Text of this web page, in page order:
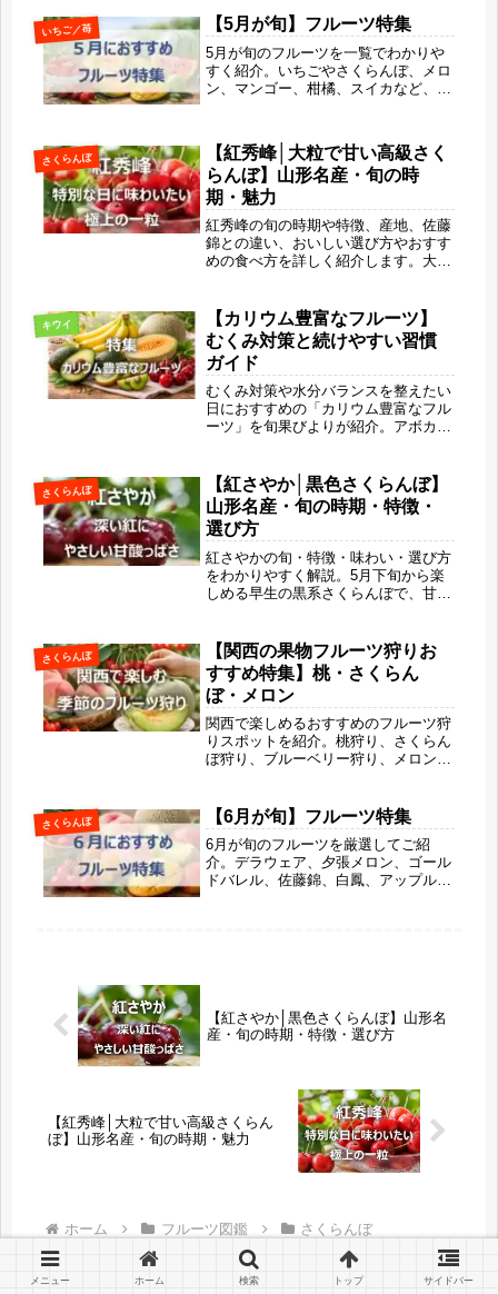
いちご／苺 【5月が旬】フルーツ特集
5月が旬のフルーツを一覧でわかりや
すく紹介。いちごやさくらんぼ、メロ
ン、マンゴー、柑橘、スイカなど、春
楽しみ方まで解説します。旬ならでは
の美味しさで、毎日にちょっとしたご
ほうび時間を取り入れてみませんか？
さくらんぼ
【紅秀峰│大粒で甘い高級さく
らんぼ】山形名産・旬の時
期・魅力
紅秀峰の旬の時期や特徴、産地、佐藤
錦との違い、おいしい選び方やおすす
めの食べ方を詳しく紹介します。大粒
存方法、山形旅行で楽しめるさくらん
ぼ狩り情報まで、旬果びよりのリサが
わかりやすく解説します。
キウイ
【カリウム豊富なフルーツ】
むくみ対策と続けやすい習慣
ガイド
むくみ対策や水分バランスを整えたい
日におすすめの「カリウム豊富なフル
ーツ」を旬果びよりが紹介。アボカ
のコツ、旬の楽しみ方までまとめまし
た。甘さと栄養で体をそっと整える暮
らしに寄り添うガイドです。
さくらんぼ
【紅さやか│黒色さくらんぼ】
山形名産・旬の時期・特徴・
選び方
紅さやかの旬・特徴・味わい・選び方
をわかりやすく解説。5月下旬から楽
しめる早生の黒系さくらんぼで、甘酸
健康効果まで紹介する初夏にぴったり
のフルーツガイドです。
さくらんぼ
【関西の果物フルーツ狩りお
すすめ特集】桃・さくらん
ぼ・メロン
関西で楽しめるおすすめのフルーツ狩
りスポットを紹介。桃狩り、さくらん
ぼ狩り、ブルーベリー狩り、メロン狩
お出かけ、週末の日帰りドライブにも
ぴったりな関西の果物狩り情報をまと
めました。
さくらんぼ 【6月が旬】フルーツ特集
6月が旬のフルーツを厳選してご紹
介。デラウェア、夕張メロン、ゴール
ドバレル、佐藤錦、白鳳、アップルマ
【紅さやか│黒色さくらんぼ】山形名
産・旬の時期・特徴・選び方
【紅秀峰│大粒で甘い高級さくらん
ぼ】山形名産・旬の時期・魅力
ホーム フルーツ図鑑 さくらんぼ
メニュー ホーム 検索 トップ サイドバー